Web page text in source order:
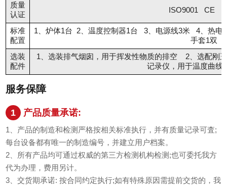
质量
认证
ISO9001 CE
标准
配置
1、炉体1台 2、温度控制器1台 3、电源线3米 4、热
手套1双
选装
配件
1、选装排气烟囱，用于挥发性物质的排空 2、选配刚
记录仪，用于温度曲线
服务保障
1 产品质量承诺:
1、产品的制造和检测严格按相关标准执行，并有质量记录可査;
每台设备都有唯一的制造编号，并建立用户档案。
2、所有产品均可通过权威的第三方检测机构检测;也可委托我方
代为办理，费用另计。
3、交货期承诺: 按合同约定执行;如有特殊原因需提前交货的，我